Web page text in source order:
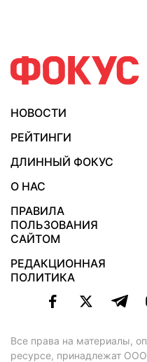
НОВОСТИ
РЕЙТИНГИ
ДЛИННЫЙ ФОКУС
О НАС
ПРАВИЛА
ПОЛЬЗОВАНИЯ
САЙТОМ
РЕДАКЦИОННАЯ
ПОЛИТИКА
Все права на материалы,
ресурсе, принадлежат